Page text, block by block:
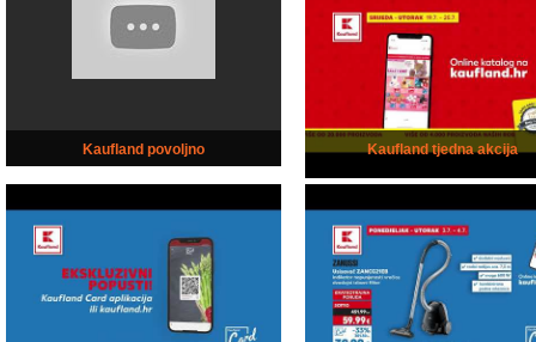
Kaufland povoljno Kaufland tjedna akcija